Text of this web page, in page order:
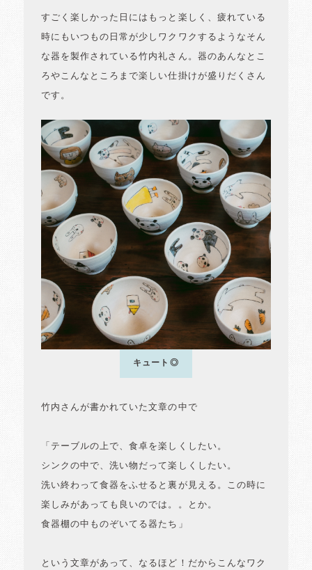
すごく楽しかった日にはもっと楽しく、疲れている
時にもいつもの日常が少しワクワクするようなそん
な器を製作されている竹内礼さん。器のあんなとこ
ろやこんなところまで楽しい仕掛けが盛りだくさん
です。
キュート◎
竹内さんが書かれていた文章の中で
「テーブルの上で、食卓を楽しくしたい。
シンクの中で、洗い物だって楽しくしたい。
洗い終わって食器をふせると裏が見える。この時に
楽しみがあっても良いのでは。。とか。
食器棚の中ものぞいてる器たち」
という文章があって、なるほど！だからこんなワク